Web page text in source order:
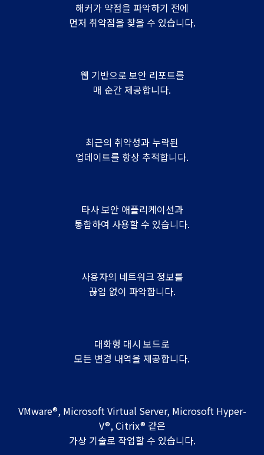
해커가 약점을 파악하기 전에
먼저 취약점을 찾을 수 있습니다.
웹 기반으로 보안 리포트를
매 순간 제공합니다.
최근의 취약성과 누락된
업데이트를 항상 추적합니다.
타사 보안 애플리케이션과
통합하여 사용할 수 있습니다.
사용자의 네트워크 정보를
끊임 없이 파악합니다.
대화형 대시 보드로
모든 변경 내역을 제공합니다.
VMware®, Microsoft Virtual Server, Microsoft Hyper-
V®, Citrix® 같은
가상 기술로 작업할 수 있습니다.